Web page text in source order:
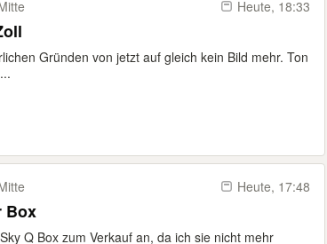
Heute, 18:33
Gründen von jetzt auf gleich kein Bild mehr. Ton
Heute, 17:48
Box
Q Box zum Verkauf an, da ich sie nicht mehr